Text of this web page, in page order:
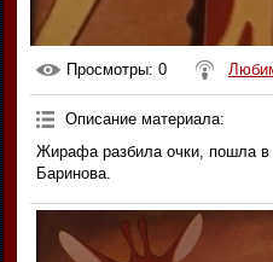
Просмотры: 0
Описание материала:
Жирафа разбила очки, пошла в
Баринова.